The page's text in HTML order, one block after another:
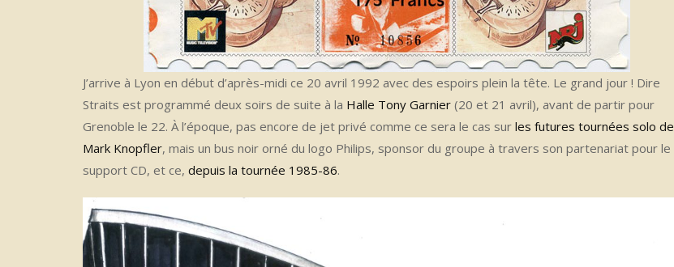
J’arrive à Lyon en début d’après-midi ce 20 avril 1992 avec des espoirs plein la tête. Le grand jour ! Dire
Straits est programmé deux soirs de suite à la Halle Tony Garnier (20 et 21 avril), avant de partir pour
Grenoble le 22. À l’époque, pas encore de jet privé comme ce sera le cas sur les futures tournées solo de
Mark Knopfler, mais un bus noir orné du logo Philips, sponsor du groupe à travers son partenariat pour le
support CD, et ce, depuis la tournée 1985-86.